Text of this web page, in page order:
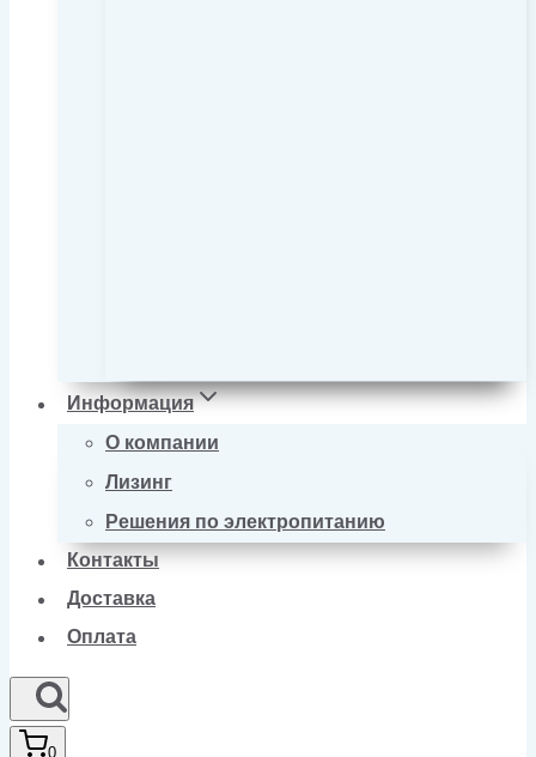
Информация
О компании
Лизинг
Решения по электропитанию
Контакты
Доставка
Оплата
0